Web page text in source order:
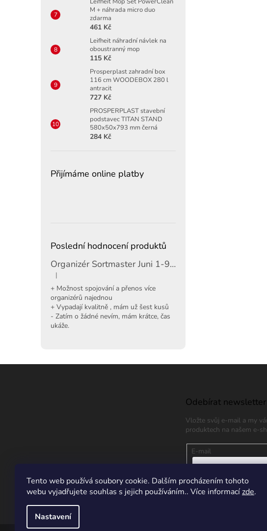
Tento web používá soubory cookie. Dalším procházením tohoto
webu vyjadřujete souhlas s jejich používáním.. Více informacízde.
Nastavení
M + náhrada micro duo
zdarma
461 Kč
Leifheit náhradní návlek na
oboustranný mop
115 Kč
Prosperplast zahradní box
116 cm WOODEBOX 280 l
antracit
727 Kč
PROSPERPLAST stavební
podstavec TITAN STAND
580x50x793 mm černá
284 Kč
Přijímáme online platby
Poslední hodnocení produktů
Organizér Sortmaster Juni 1-97-483
Hodnocení produktu je 5 z 5 hvězdiček.
|
+ Možnost spojování a přenos více
organizérů najednou
+ Vypadají kvalitně , mám už šest kusů
- Zatím o žádné nevím, mám krátce, čas
ukáže.
Z
Odebírat newsletter
Vložte svůj e-mail a my
produktech na našem e-
E-mail
údajů